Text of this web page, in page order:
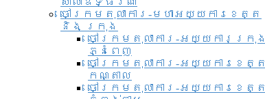
ចៅក្រមតុលាការ-មហាអយ្យការខេត្ត
និង ក្រុង
ចៅក្រមតុលាការ-អយ្យការក្រុង
ភ្នំពេញ
ចៅក្រមតុលាការ-អយ្យការខេត្ត
កណ្តាល
ចៅក្រមតុលាការ-អយ្យការខេត្ត